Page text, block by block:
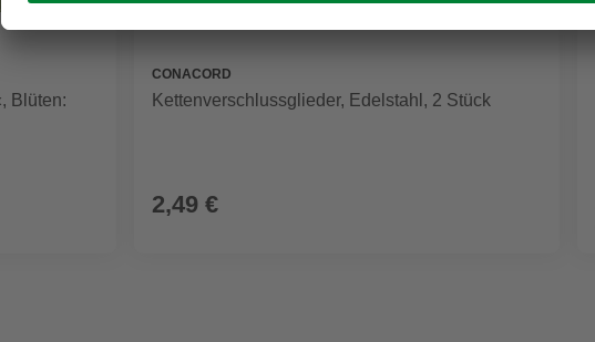
Blüten:
CONACORD
Kettenverschlussglieder, Edelstahl, 2 Stück
2,49 €